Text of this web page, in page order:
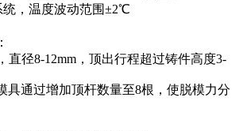
，温度波动范围±2℃
径8-12mm，顶出行程超过铸件高度3-
通过增加顶杆数量至8根，使脱模力分